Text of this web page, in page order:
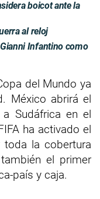
boicot ante la
al reloj
Infantino como
del Mundo ya
México abrirá el
Sudáfrica en el
ha activado el
toda la cobertura
el primer
país y caja.